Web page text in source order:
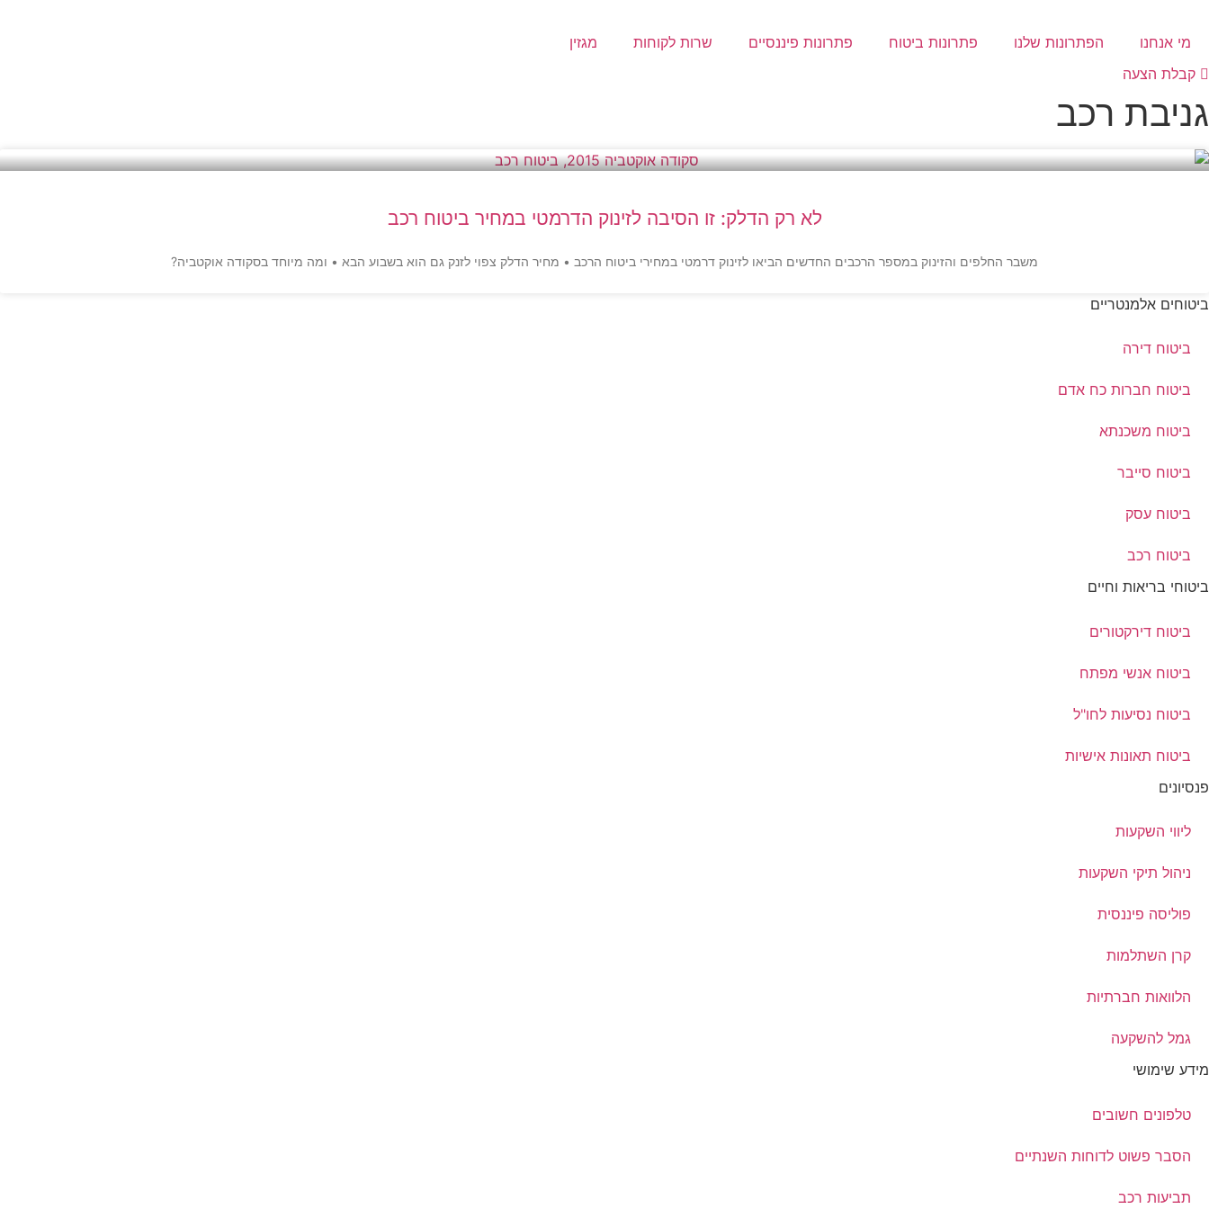
מי אנחנו הפתרונות שלנו פתרונות ביטוח פתרונות פיננסיים שרות לקוחות
מגזין
קבלת הצעה
גניבת רכב
לא רק הדלק: זו הסיבה לזינוק הדרמטי במחיר ביטוח רכב
משבר החלפים והזינוק במספר הרכבים החדשים הביאו לזינוק דרמטי במחירי ביטוח הרכב • מחיר הדלק צפוי לזנק גם הוא בשבוע הבא • ומה מיוחד בסקודה אוקטביה?
ביטוחים אלמנטריים
ביטוח דירה
ביטוח חברות כח אדם
ביטוח משכנתא
ביטוח סייבר
ביטוח עסק
ביטוח רכב
ביטוחי בריאות וחיים
ביטוח דירקטורים
ביטוח אנשי מפתח
ביטוח נסיעות לחו"ל
ביטוח תאונות אישיות
פנסיונים
ליווי השקעות
ניהול תיקי השקעות
פוליסה פיננסית
קרן השתלמות
הלוואות חברתיות
גמל להשקעה
מידע שימושי
טלפונים חשובים
הסבר פשוט לדוחות השנתיים
תביעות רכב